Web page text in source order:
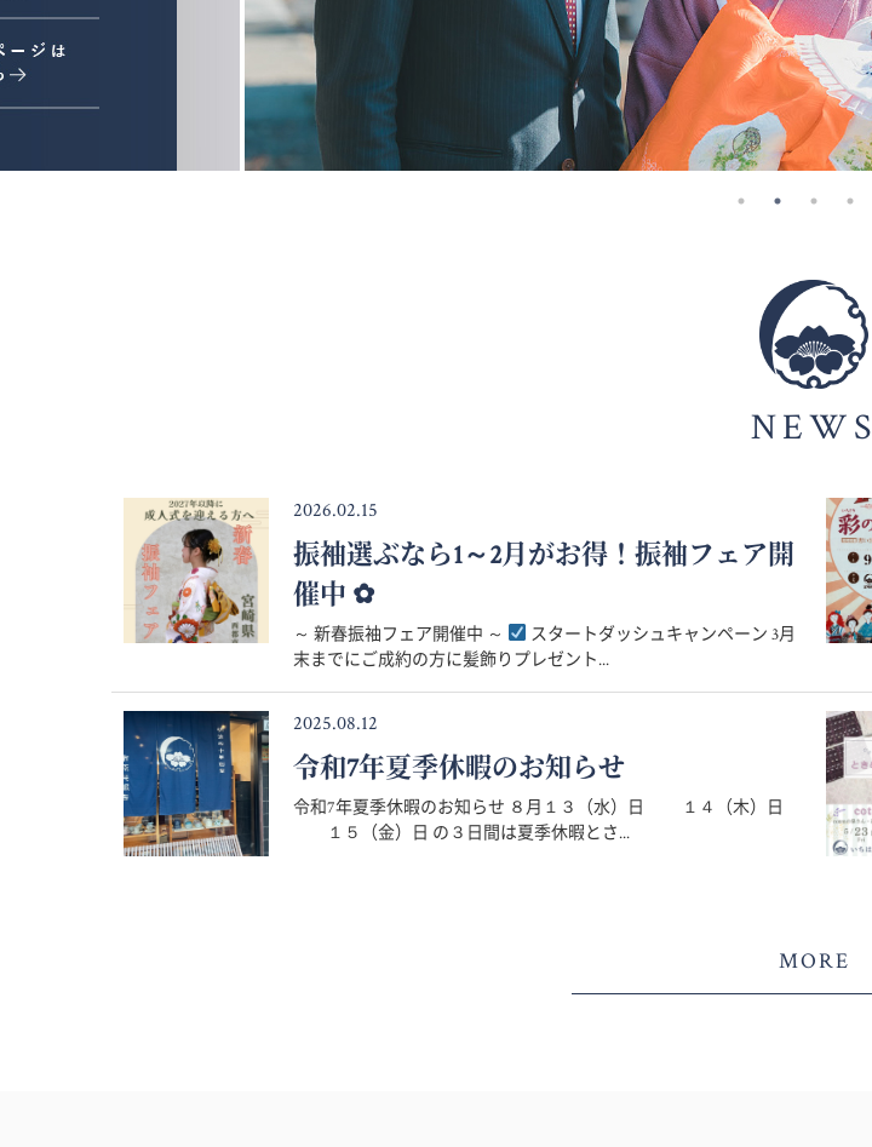
NEWS
2026.02.15
振袖選ぶなら1～2月がお得！振袖フェア開
催中 ✿
～ 新春振袖フェア開催中 ～
スタートダッシュキャンペーン 3月
末までにご成約の方に髪飾りプレゼント...
2025.08.12
令和7年夏季休暇のお知らせ
令和7年夏季休暇のお知らせ ８月１３（水）日 １４（木）日
１５（金）日 の３日間は夏季休暇とさ...
MORE